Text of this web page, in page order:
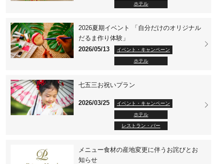
ホテル
2026夏期イベント 「自分だけのオリジナル
だるま作り体験」
2026/05/13
イベント・キャンペーン
ホテル
七五三お祝いプラン
2026/03/25 イベント・キャンペーン
ホテル
レストラン・バー
メニュー食材の産地変更に伴うお詫びとお
知らせ